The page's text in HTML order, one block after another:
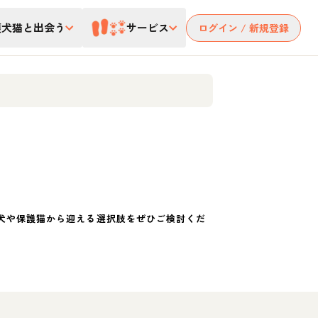
猫と出会う サービス ログイン / 新規登録
保護猫から迎える選択肢をぜひご検討くだ